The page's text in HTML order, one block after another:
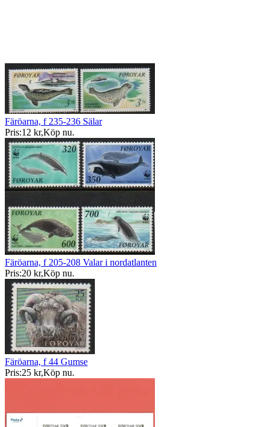
Färöarna, f 235-236 Sälar
Pris:12 kr,Köp nu.
Färöarna, f 205-208 Valar i nordatlanten
Pris:20 kr,Köp nu.
Färöarna, f 44 Gumse
Pris:25 kr,Köp nu.